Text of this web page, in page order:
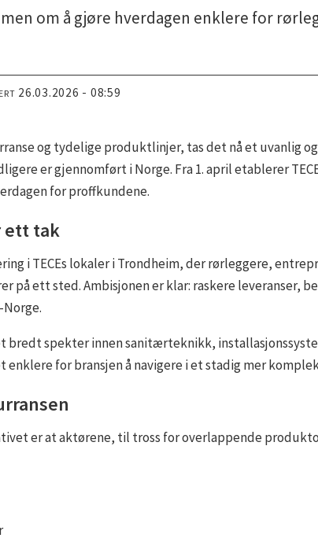
om å gjøre hverdagen enklere for
26.03.2026 - 08:59
og tydelige produktlinjer, tas det nå et uvanlig
er gjennomført i Norge. Fra 1. april etablerer
for proffkundene.
ett tak
i TECEs lokaler i Trondheim, der rørleggere,
på ett sted. Ambisjonen er klar: raskere leveranser,
bredt spekter innen sanitærteknikk,
enklere for bransjen å navigere i et stadig mer
er at aktørene, til tross for overlappende